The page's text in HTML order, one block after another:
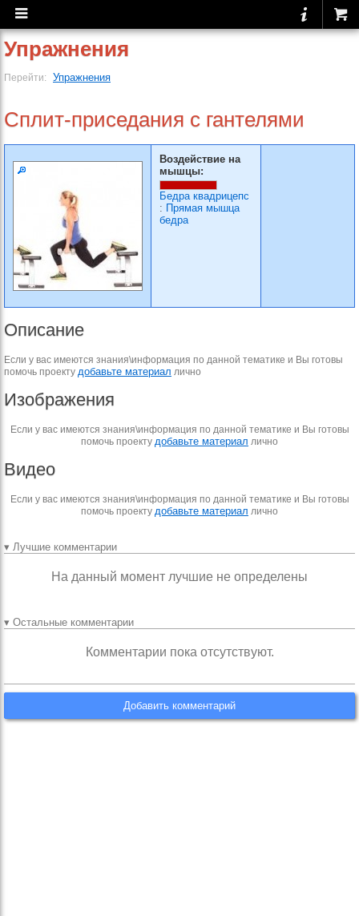
Упражнения
Перейти: Упражнения
Сплит-приседания с гантелями
Воздействие на
мышцы:
Бедра квадрицепс
: Прямая мышца
бедра
Описание
Если у вас имеются знания\информация по данной тематике и Вы готовы
помочь проекту добавьте материал лично
Изображения
Если у вас имеются знания\информация по данной тематике и Вы готовы
помочь проекту добавьте материал лично
Видео
Если у вас имеются знания\информация по данной тематике и Вы готовы
помочь проекту добавьте материал лично
▾ Лучшие комментарии
На данный момент лучшие не определены
▾ Остальные комментарии
Комментарии пока отсутствуют.
Добавить комментарий